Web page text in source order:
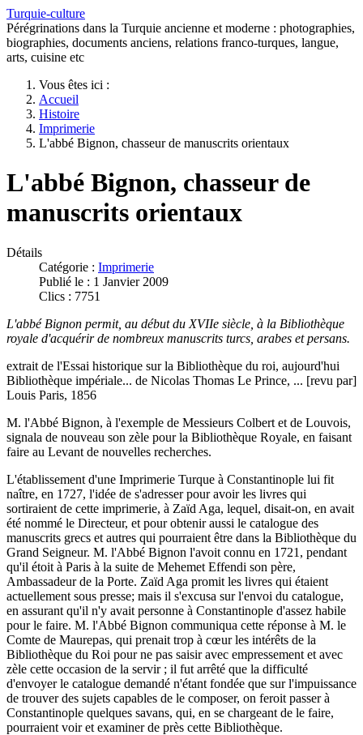
Turquie-culture
Pérégrinations dans la Turquie ancienne et moderne : photographies,
biographies, documents anciens, relations franco-turques, langue,
arts, cuisine etc
Vous êtes ici :
Accueil
Histoire
Imprimerie
L'abbé Bignon, chasseur de manuscrits orientaux
L'abbé Bignon, chasseur de
manuscrits orientaux
Détails
Catégorie : Imprimerie
Publié le : 1 Janvier 2009
Clics : 7751
L'abbé Bignon permit, au début du XVIIe siècle, à la Bibliothèque
royale d'acquérir de nombreux manuscrits turcs, arabes et persans.
extrait de l'Essai historique sur la Bibliothèque du roi, aujourd'hui
Bibliothèque impériale... de Nicolas Thomas Le Prince, ... [revu par]
Louis Paris, 1856
M. l'Abbé Bignon, à l'exemple de Messieurs Colbert et de Louvois,
signala de nouveau son zèle pour la Bibliothèque Royale, en faisant
faire au Levant de nouvelles recherches.
L'établissement d'une Imprimerie Turque à Constantinople lui fit
naître, en 1727, l'idée de s'adresser pour avoir les livres qui
sortiraient de cette imprimerie, à Zaïd Aga, lequel, disait-on, en avait
été nommé le Directeur, et pour obtenir aussi le catalogue des
manuscrits grecs et autres qui pourraient être dans la Bibliothèque du
Grand Seigneur. M. l'Abbé Bignon l'avoit connu en 1721, pendant
qu'il étoit à Paris à la suite de Mehemet Effendi son père,
Ambassadeur de la Porte. Zaïd Aga promit les livres qui étaient
actuellement sous presse; mais il s'excusa sur l'envoi du catalogue,
en assurant qu'il n'y avait personne à Constantinople d'assez habile
pour le faire. M. l'Abbé Bignon communiqua cette réponse à M. le
Comte de Maurepas, qui prenait trop à cœur les intérêts de la
Bibliothèque du Roi pour ne pas saisir avec empressement et avec
zèle cette occasion de la servir ; il fut arrêté que la difficulté
d'envoyer le catalogue demandé n'étant fondée que sur l'impuissance
de trouver des sujets capables de le composer, on feroit passer à
Constantinople quelques savans, qui, en se chargeant de le faire,
pourraient voir et examiner de près cette Bibliothèque.